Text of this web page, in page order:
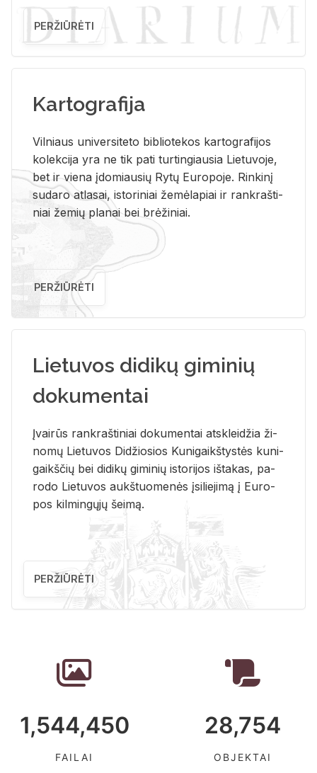
PERŽIŪRĖTI
Kartografija
Vil­niaus uni­ver­si­te­to bi­b­lio­te­kos kar­to­gra­fi­jos
ko­lek­ci­ja yra ne tik pati tur­tin­giau­sia Lie­tu­vo­je,
bet ir vie­na įdo­miau­sių Rytų Eu­ro­po­je. Rin­ki­nį
su­da­ro at­la­sai, is­to­ri­niai že­mė­la­piai ir rank­raš­ti­
niai že­mių pla­nai bei brė­ži­niai.
PERŽIŪRĖTI
Lietuvos didikų giminių
dokumentai
Įvai­rūs rank­raš­ti­niai do­ku­men­tai at­sklei­džia ži­
no­mų Lie­tu­vos Di­džio­sios Ku­ni­gaikš­tys­tės ku­ni­
gaikš­čių bei di­di­kų gi­mi­nių is­to­ri­jos iš­ta­kas, pa­
ro­do Lie­tu­vos aukš­tuo­me­nės įsi­lie­ji­mą į Eu­ro­
pos kil­min­gų­jų šei­mą.
PERŽIŪRĖTI
1,544,450
FAILAI
28,754
OBJEKTAI